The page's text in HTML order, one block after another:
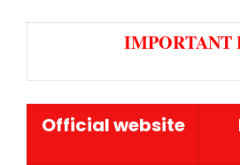
Official website